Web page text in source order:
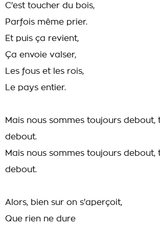
C'est toucher du bois,
Parfois même prier.
Et puis ça revient,
Ça envoie valser,
Les fous et les rois,
Le pays entier.
Mais nous sommes toujours debout,
debout.
Mais nous sommes toujours debout,
debout.
Alors, bien sur on s'aperçoit,
Que rien ne dure